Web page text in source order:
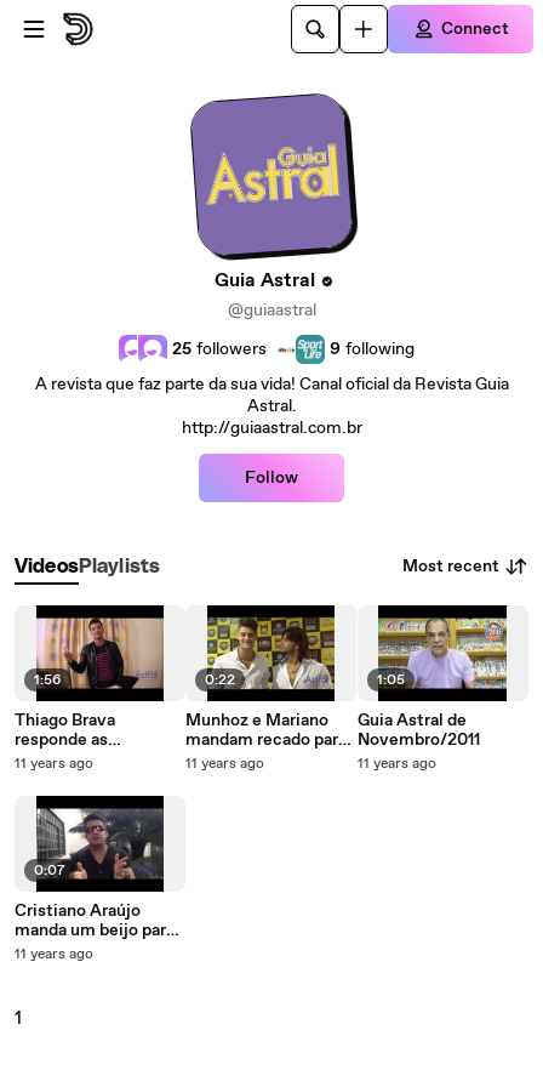
Skip to main content
Connect
Guia Astral
@guiaastral
25 followers 9 following
A revista que faz parte da sua vida! Canal oficial da Revista Guia
Astral.
http://guiaastral.com.br
Follow
VideosPlaylists Most recent
1:56
Thiago Brava
responde as
perguntas "quentes"
Guia Astral
11 years ago
0:07
Cristiano Araújo
manda um beijo para
as leitoras de Guia
11 years ago
0:22
Munhoz e Mariano
mandam recado para
as leitoras de Guia
11 years ago
1:05
Guia Astral de
Novembro/2011
11 years ago
1